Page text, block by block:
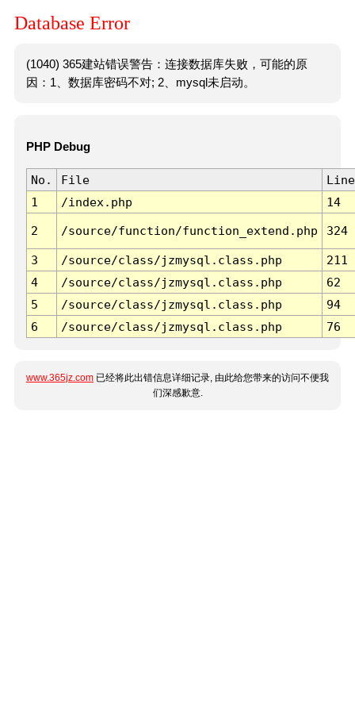
Database Error
(1040) 365建站错误警告：连接数据库失败，可能的原
因：1、数据库密码不对; 2、mysql未启动。
PHP Debug
No. File
Line
1
/index.php 14
2 /source/function/function_extend.php 324
3 /source/class/jzmysql.class.php
211
4
/source/class/jzmysql.class.php
62
5
/source/class/jzmysql.class.php
94
6
/source/class/jzmysql.class.php 76
www.365jz.com 已经将此出错信息详细记录, 由此给您带来的访问不便我
们深感歉意.